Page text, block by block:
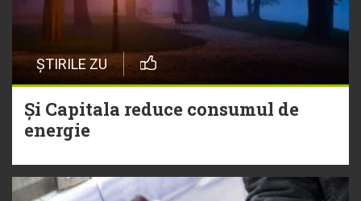
ȘTIRILE ZU
Și Capitala reduce consumul de
energie